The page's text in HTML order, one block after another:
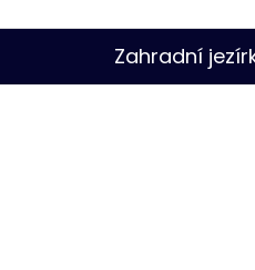
Zahradní